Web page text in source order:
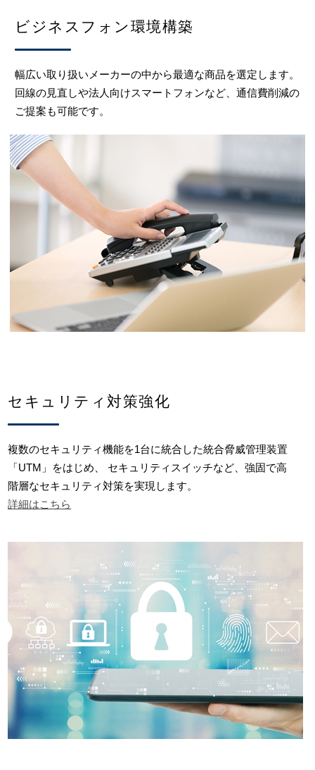
ビジネスフォン環境構築
幅広い取り扱いメーカーの中から最適な商品を選定します。
回線の見直しや法人向けスマートフォンなど、通信費削減の
ご提案も可能です。
セキュリティ対策強化
複数のセキュリティ機能を1台に統合した統合脅威管理装置
「UTM」をはじめ、 セキュリティスイッチなど、強固で高
階層なセキュリティ対策を実現します。
詳細はこちら